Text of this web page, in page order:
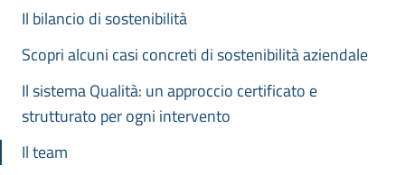
Il bilancio di sostenibilità
Scopri alcuni casi concreti di sostenibilità aziendale
Il sistema Qualità: un approccio certificato e
strutturato per ogni intervento
Il team